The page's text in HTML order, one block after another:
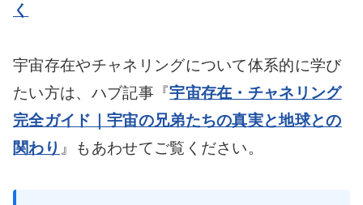
く
宇宙存在やチャネリングについて体系的に学び
たい方は、ハブ記事『宇宙存在・チャネリング
完全ガイド｜宇宙の兄弟たちの真実と地球との
関わり 』もあわせてご覧ください。